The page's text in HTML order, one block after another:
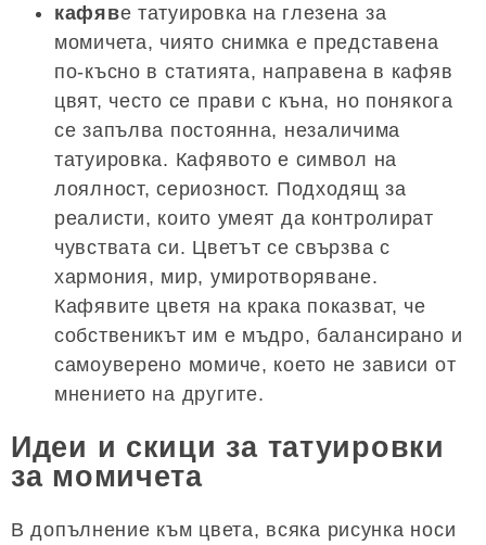
кафяве татуировка на глезена за
момичета, чиято снимка е представена
по-късно в статията, направена в кафяв
цвят, често се прави с къна, но понякога
се запълва постоянна, незаличима
татуировка. Кафявото е символ на
лоялност, сериозност. Подходящ за
реалисти, които умеят да контролират
чувствата си. Цветът се свързва с
хармония, мир, умиротворяване.
Кафявите цветя на крака показват, че
собственикът им е мъдро, балансирано и
самоуверено момиче, което не зависи от
мнението на другите.
Идеи и скици за татуировки
за момичета
В допълнение към цвета, всяка рисунка носи